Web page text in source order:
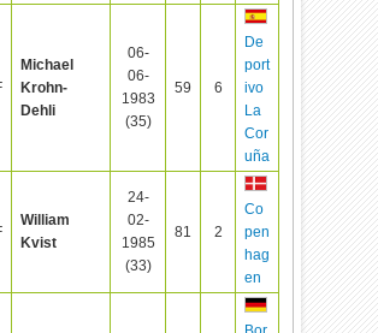
Michael
Krohn-
Dehli
06-
06-
1983
(35)
59 6
De
port
ivo
La
Cor
uña
William
Kvist
24-
02-
1985
(33)
81 2
Co
pen
hag
en